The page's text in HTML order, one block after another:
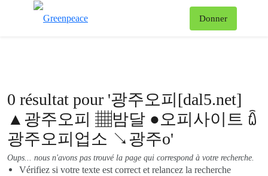
Donner
0 résultat pour '광주오피[dal5.net]
▲광주오피 ▦밤달 ●오피사이트 ꇹ
광주오피업소 ↘광주o'
Oups... nous n'avons pas trouvé la page qui correspond à votre recherche.
Vérifiez si votre texte est correct et relancez la recherche